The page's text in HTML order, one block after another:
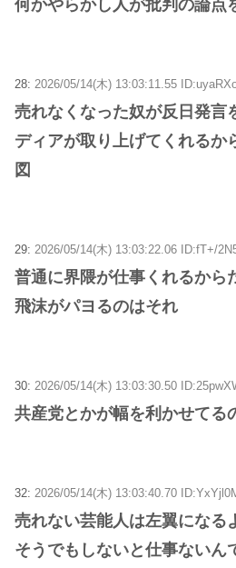
何かやらかし人が批判の論点
28: 2026/05/14(木) 13:03:11.55
売れなくなった奴が反日発言
ディアが取り上げてくれるか
図
29: 2026/05/14(木) 13:03:22.06 ID:fT+/
普通に界隈が仕事くれるから
飛沫がパヨるのはそれ
30: 2026/05/14(木) 13:03:30.50
共産党とかが幅を利かせてる
32: 2026/05/14(木) 13:03:40.70
売れない芸能人は左翼になる
そうでもしないと仕事ないん